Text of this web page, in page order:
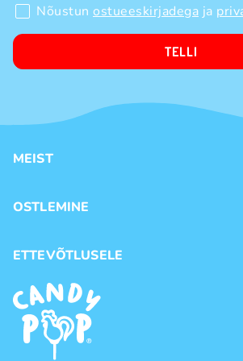
Nõustun ostueeskirjadega ja
TELLI
MEIST
Kauplused
OSTLEMINE
Ostutingimused
Privaatsuspoliitika
ETTEVÕTLUSELE
Frantsiis
Hulgimüük